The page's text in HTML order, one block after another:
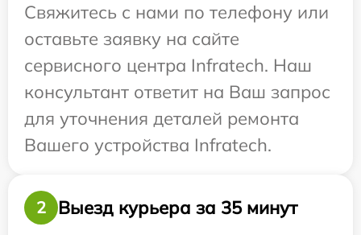
Свяжитесь с нами по телефону или
оставьте заявку на сайте
сервисного центра Infratech. Наш
консультант ответит на Ваш запрос
для уточнения деталей ремонта
Вашего устройства Infratech.
2
Выезд курьера за 35 минут